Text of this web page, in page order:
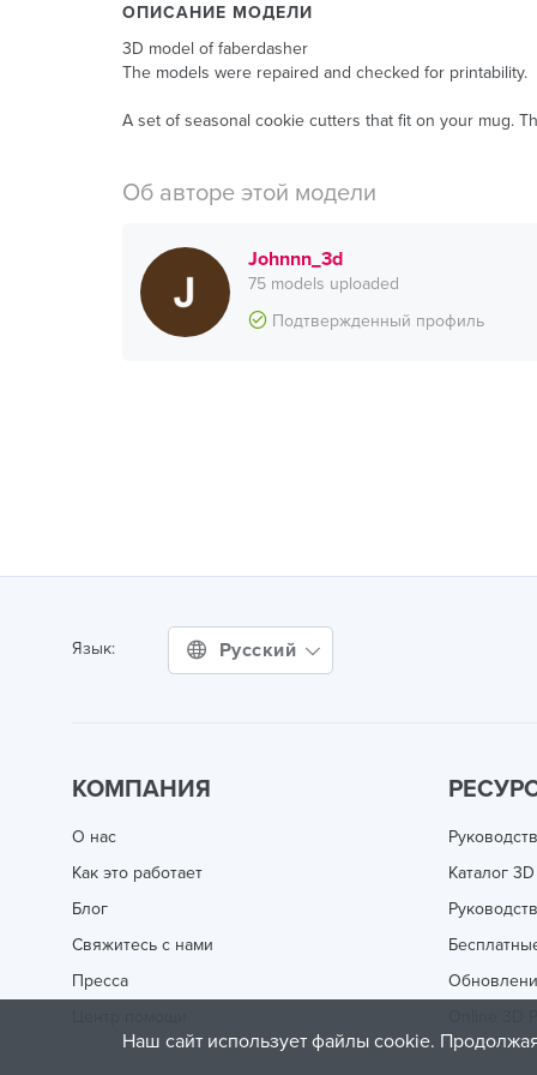
ОПИСАНИЕ МОДЕЛИ
3D model of faberdasher
The models were repaired and checked for printability.
A set of seasonal cookie cutters that fit on your mug.
Об авторе этой модели
Johnnn_3d
75 models uploaded
Подтвержденный профиль
Язык: Русский
КОМПАНИЯ
О нас
Как это работает
Блог
Свяжитесь с нами
Пресса
Каталог
Наш сайт использует файлы cookie.